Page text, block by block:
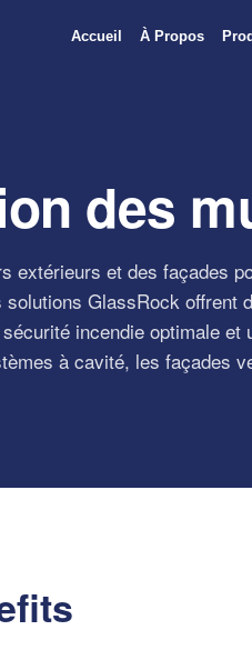
Accueil À Propos
des
extérieurs et des façades
GlassRock offrent
incendie optimale
à cavité, les façades